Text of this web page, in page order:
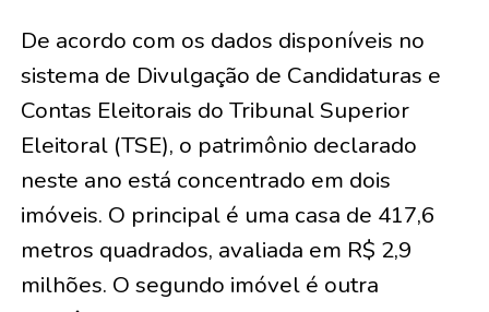
De acordo com os dados disponíveis no
sistema de Divulgação de Candidaturas e
Contas Eleitorais do Tribunal Superior
Eleitoral (TSE), o patrimônio declarado
neste ano está concentrado em dois
imóveis. O principal é uma casa de 417,6
metros quadrados, avaliada em R$ 2,9
milhões. O segundo imóvel é outra